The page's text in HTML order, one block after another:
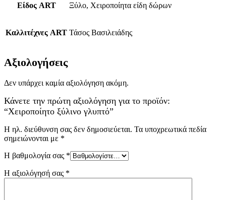
Είδος ART Ξύλο, Χειροποίητα είδη δώρων
Καλλιτέχνες ART Τάσος Βασιλειάδης
Αξιολογήσεις
Δεν υπάρχει καμία αξιολόγηση ακόμη.
Κάνετε την πρώτη αξιολόγηση για το προϊόν:
“Χειροποίητο ξύλινο γλυπτό”
Η ηλ. διεύθυνση σας δεν δημοσιεύεται. Τα υποχρεωτικά πεδία
σημειώνονται με *
Η βαθμολογία σας *
Η αξιολόγησή σας *